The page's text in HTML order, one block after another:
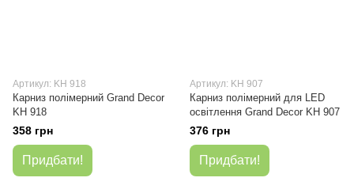
Артикул: KH 918
Карниз полімерний Grand Decor
KH 918
358 грн
Придбати!
Артикул: KH 907
Карниз полімерний для LED
освітлення Grand Decor KH 907
376 грн
Придбати!